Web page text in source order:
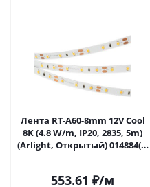
Лента RT-A60-8mm 12V Cool
8K (4.8 W/m, IP20, 2835, 5m)
(Arlight, Открытый) 014884(2)
553.61 ₽/м